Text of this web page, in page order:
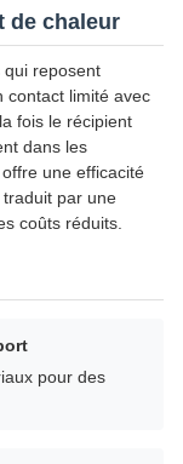
de chaleur
qui reposent
contact limité avec
fois le récipient
dans les
une efficacité
par une
coûts réduits.
pour des